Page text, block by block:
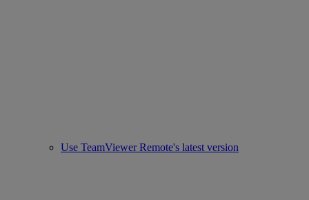
Use TeamViewer Remote's latest version